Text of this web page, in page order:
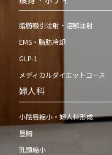
脂肪吸引注射・溶解注射
EMS・脂肪冷却
GLP-1
メディカルダイエットコース
婦人科
小陰唇縮小・婦人科形成
豊胸
乳頭縮小